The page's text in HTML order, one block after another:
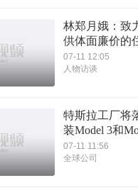
林郑月娥：致
供体面廉价的
07-11 12:05
人物访谈
特斯拉工厂将
装Model 3和
07-11 11:56
全球公司